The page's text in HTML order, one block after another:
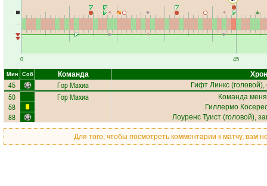
0 45
Мин Соб Команда
45 Гор Махиа Гифт Линкс (головой),
50 Гор Махиа Команда
58 Гиллермо
88 Лоуренс Туист(головой),
Для того, чтобы посмотреть комментарии к матчу, вам